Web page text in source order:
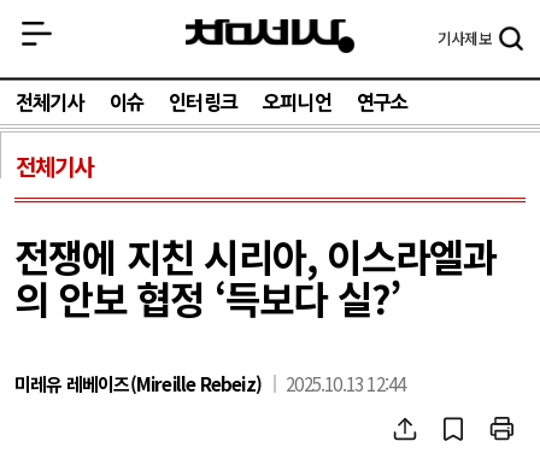
기사제보
전체기사 이슈 인터링크 오피니언 연구소
전체기사
전쟁에 지친 시리아, 이스라엘과
의 안보 협정 ‘득보다 실?’
미레유 레베이즈(Mireille Rebeiz) 2025.10.13 12:44